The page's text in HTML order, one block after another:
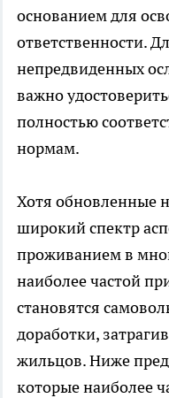
основанием для
ответственности.
непредвиденных
важно
полностью
нормам.
Хотя обновленные
широкий спектр
проживанием в
наиболее частой
становятся
доработки,
жильцов. Ниже
которые наиболее